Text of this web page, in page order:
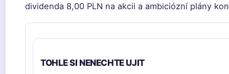
dividenda 8,00 PLN na akcii a ambiciózní plány
TOHLE SI NENECHTE UJIT